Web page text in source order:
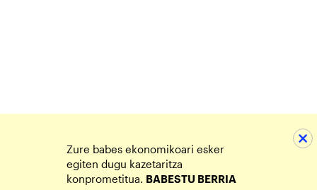
Zure babes ekonomikoari esker
egiten dugu kazetaritza
konprometitua. BABESTU BERRIA